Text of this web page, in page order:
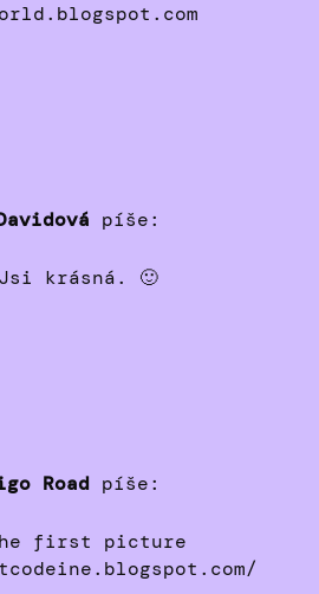
píše:
krásná. 🙂
Road píše:
first picture